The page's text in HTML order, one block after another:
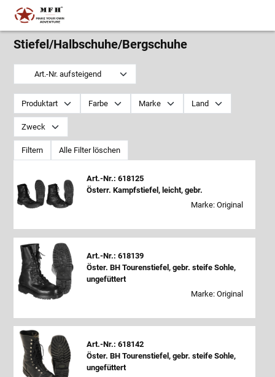
Stiefel/Halbschuhe/Bergschuhe
Art.-Nr. aufsteigend
Produktart Farbe Marke Land
Zweck
Filtern Alle Filter löschen
Art.-Nr.: 618125
Österr. Kampfstiefel, leicht, gebr.
Marke: Original
Art.-Nr.: 618139
Öster. BH Tourenstiefel, gebr. steife Sohle,
ungefüttert
Marke: Original
Art.-Nr.: 618142
Öster. BH Tourenstiefel, gebr. steife Sohle,
ungefüttert